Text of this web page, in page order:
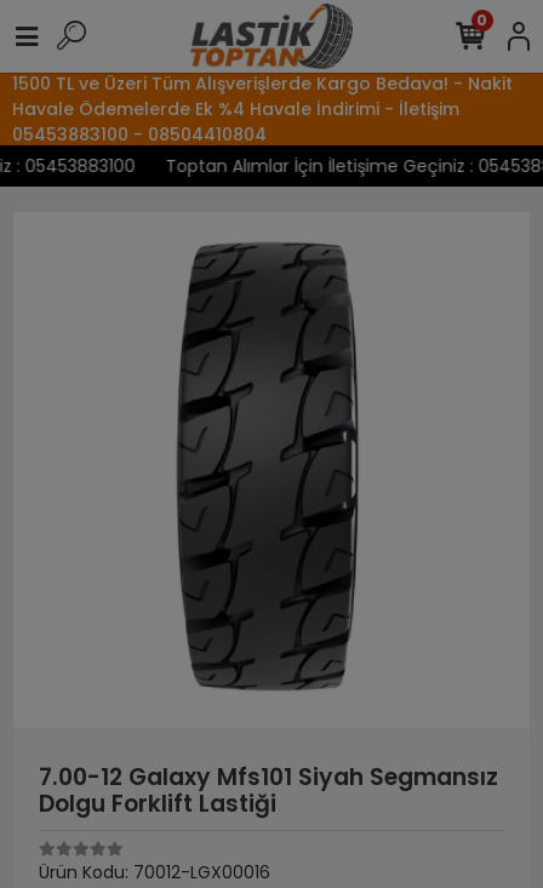
1500 TL ve Üzeri Tüm Alışverişlerde Kargo Bedava! - Nakit
Havale Ödemelerde Ek %4 Havale İndirimi - İletişim
05453883100 - 08504410804
Toptan Alımlar İçin İletişime Geçiniz :
0
7.00-12 Galaxy Mfs101 Siyah Segmansız
Dolgu Forklift Lastiği
Ürün Kodu: 70012-LGX00016